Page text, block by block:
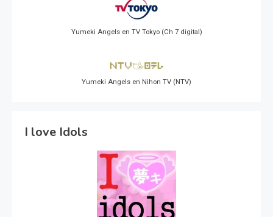
Yumeki Angels en TV Tokyo (Ch 7 digital)
Yumeki Angels en Nihon TV (NTV)
I love Idols